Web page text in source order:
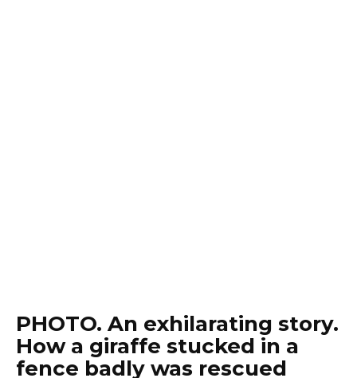
PHOTO. An exhilarating story.
How a giraffe stucked in a
fence badly was rescued